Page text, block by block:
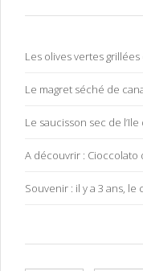
Les olives vertes grillées
Le magret séché de
Le saucisson sec de
A découvrir : Cioccolato
Souvenir : il y a 3 ans,